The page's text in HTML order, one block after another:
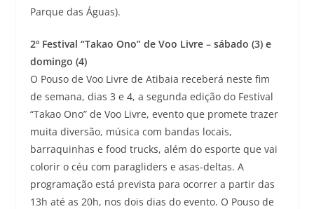
Parque das Águas).
2º Festival “Takao Ono” de Voo Livre – sábado (3) e
domingo (4)
O Pouso de Voo Livre de Atibaia receberá neste fim
de semana, dias 3 e 4, a segunda edição do Festival
“Takao Ono” de Voo Livre, evento que promete trazer
muita diversão, música com bandas locais,
barraquinhas e food trucks, além do esporte que vai
colorir o céu com paragliders e asas-deltas. A
programação está prevista para ocorrer a partir das
13h até as 20h, nos dois dias do evento. O Pouso de